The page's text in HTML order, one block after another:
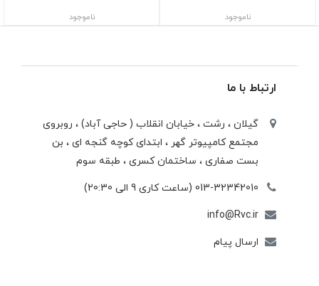
ناموجود ناموجود
ارتباط با ما
گیلان ، رشت ، خيابان انقلاب ( حاجی آباد) ، روبروی
مجتمع كامپيوتر گهر ، ابتدای كوچه گنجه ای ، بن
بست صفاری ، ساختمان كسری ، طبقه سوم
013-32342010 (ساعت کاری 9 الی 20:30)
info@Rvc.ir
ارسال پیام